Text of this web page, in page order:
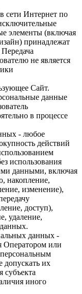
сети Интернет по
элементы (включая
принадлежат
не является
Сайт.
данные
в процессе
- любое
действий
использования
данными, включая
накопление,
изменение),
доступ),
удаление,
данных -
Оператором или
допускать их
субъекта
иного